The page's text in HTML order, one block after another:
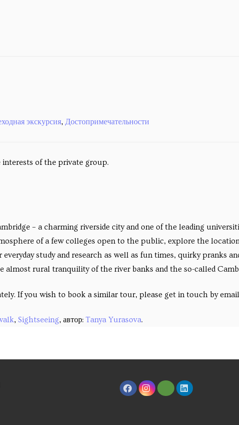
экскурсия, Достопримечательности
of the private group.
– a charming riverside city and one of the leading
of a few colleges open to the public, explore the
study and research as well as fun times, quirky pranks
rural tranquility of the river banks and the so-called
If you wish to book a similar tour, please get in touch by
, Sightseeing, автор: Tanya Yurasova.